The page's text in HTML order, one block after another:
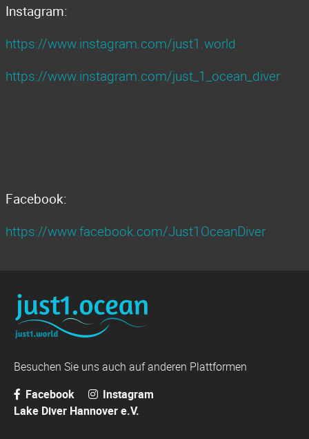
Instagram:
https://www.instagram.com/just1.world
https://www.instagram.com/just_1_ocean_diver
Facebook:
https://www.facebook.com/Just1OceanDiver
Besuchen Sie uns auch auf anderen Plattformen
Facebook
Instagram
Lake Diver Hannover e.V.